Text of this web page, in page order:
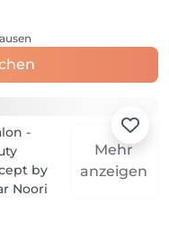
Mehr
anzeigen